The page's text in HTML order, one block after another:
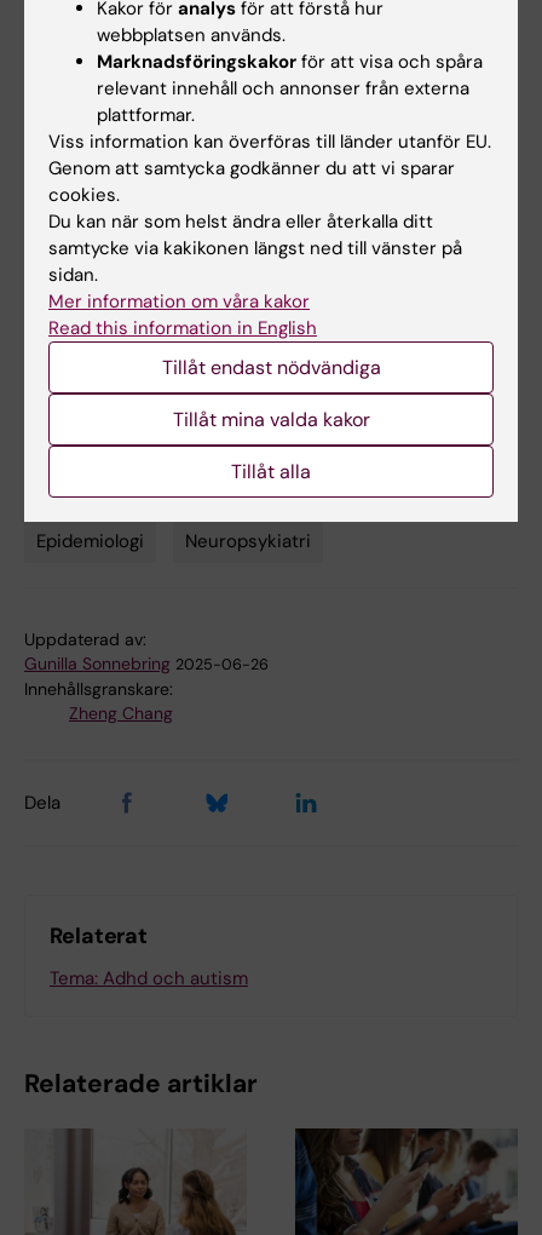
Institute, Melbourne, Australien, och professor
Henrik Larsson från Institutionen för
Medicinska Vetenskaper, Örebro universitet.
Publikation
Increased Prescribing of Attention-
Deficit/Hyperactivity Disorder Medication
and Real-World Outcomes Over Time".
Li, David Coghill, Arvid Sjölander, Honghui Yao,
Le Zhang, Ralf Kuja-Halkola, Isabell Brikell, Paul
Lichtenstein, Brian M. D’Onofrio, Henrik
Larsson, Zheng Chang.JAMA Psychiatry,
online 25 juni, 2025,
doi:10.1001/jamapsychiatry.2025.1281.
Epidemiologi Neuropsykiatri
Uppdaterad av:
Gunilla Sonnebring 2025-06-26
Innehållsgranskare:
Zheng Chang
Dela
Relaterat
Tema: Adhd och autism
Relaterade artiklar
Kakor för analys för att förstå hur
webbplatsen används.
Marknadsföringskakor för att visa och spåra
relevant innehåll och annonser från externa
plattformar.
Viss information kan överföras till länder utanför EU.
Genom att samtycka godkänner du att vi sparar
cookies.
Du kan när som helst ändra eller återkalla ditt
samtycke via kakikonen längst ned till vänster på
sidan.
Mer information om våra kakor
Read this information in English
Tillåt endast nödvändiga
Tillåt mina valda kakor
Tillåt alla